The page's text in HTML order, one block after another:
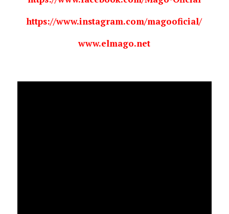
https://www.instagram.com/magooficial/
www.elmago.net